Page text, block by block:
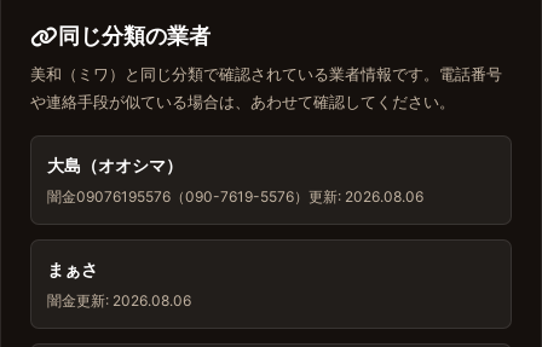
同じ分類の業者
美和（ミワ）と同じ分類で確認されている業者情報です。電話番号
や連絡手段が似ている場合は、あわせて確認してください。
大島（オオシマ）
闇金09076195576（090-7619-5576） 更新: 2026.08.06
まぁさ
闇金更新: 2026.08.06